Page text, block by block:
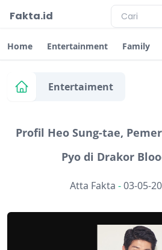
Fakta.id
Home Entertainment Family
Entertaiment
Profil Heo Sung-tae,
Pyo di Drakor
Atta Fakta -03-05-